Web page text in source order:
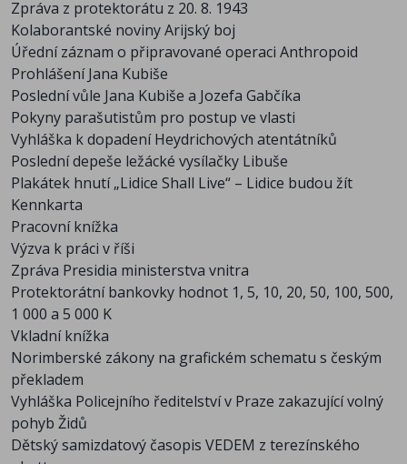
Časopis „Mladý hlasatel“ (1940)
Šatenka – lístek na oděv
Časopis „Hvězda českých paní a dívek“ (1939–1942)
Pokyny pro obyvatelstvo při náletech
Dopisnice „Jsem naživu“
Noviny z květnových dní 1945
Letáky shozené spojeneckými letadly
Parte třetí říše (1945)
Výzva generála Vlasova (1945)
Protokol o kapitulaci německých vojsk (1945)
Pohlednice oslavující osvobození (1945)
Vstupenka na mimořádný lidový soud s
kolaborantem V. T. (1946)
Vstupenka na mimořádný lidový soud s K. H.
Frankem v den vynesení rozsudku a jeho popravy
(1946)
Zpráva z protektorátu z 20. 8. 1943
Kolaborantské noviny Arijský boj
Úřední záznam o připravované operaci Anthropoid
Prohlášení Jana Kubiše
Poslední vůle Jana Kubiše a Jozefa Gabčíka
Pokyny parašutistům pro postup ve vlasti
Vyhláška k dopadení Heydrichových atentátníků
Poslední depeše ležácké vysílačky Libuše
Plakátek hnutí „Lidice Shall Live“ – Lidice budou žít
Kennkarta
Pracovní knížka
Výzva k práci v říši
Zpráva Presidia ministerstva vnitra
Protektorátní bankovky hodnot 1, 5, 10, 20, 50, 100, 500,
1 000 a 5 000 K
Vkladní knížka
Norimberské zákony na grafickém schematu s českým
překladem
Vyhláška Policejního ředitelství v Praze zakazující volný
pohyb Židů
Dětský samizdatový časopis VEDEM z terezínského